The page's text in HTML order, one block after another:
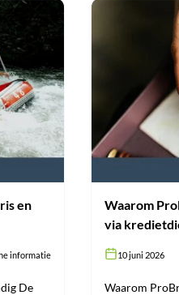
en
informatie
De
aanbiedt
zoals
Klarna
of
Riverty
Waarom
via
10 juni 2026
Waarom